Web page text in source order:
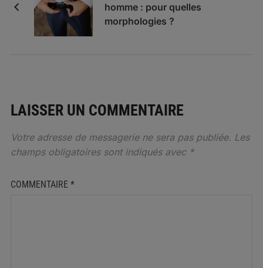
homme : pour quelles
morphologies ?
LAISSER UN COMMENTAIRE
Votre adresse de messagerie ne sera pas publiée. Les
champs obligatoires sont indiqués avec *
COMMENTAIRE *